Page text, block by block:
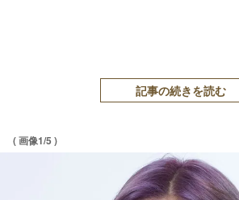
記事の続きを読む
( 画像1/5 )